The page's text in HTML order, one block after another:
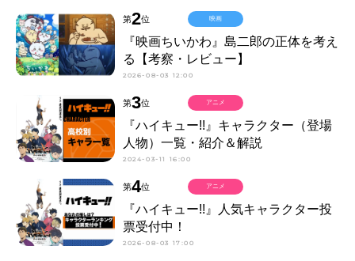
第2位
『映画ちいかわ』島二郎の正体を考え
る【考察・レビュー】
2026-08-03 12:00
映画
第3位
『ハイキュー!!』キャラクター（登場
人物）一覧・紹介＆解説
2024-03-11 16:00
アニメ
第4位
『ハイキュー!!』人気キャラクター投
票受付中！
2026-08-03 17:00
アニメ